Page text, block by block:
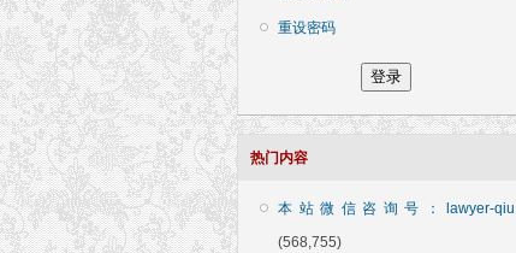
重设密码
热门内容
本站微信咨询号：lawyer-qiu
(568,755)